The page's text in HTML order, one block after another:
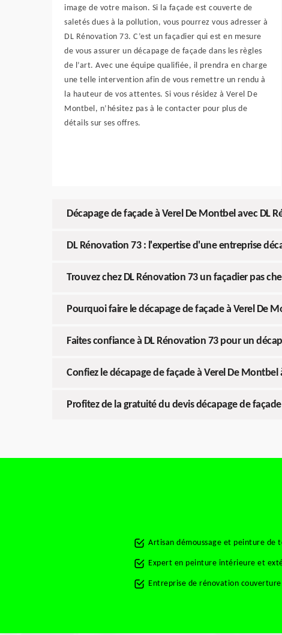
image de votre maison. Si la façade est couverte de
saletés dues à la pollution, vous pourrez vous adresser à
DL Rénovation 73. C’est un façadier qui est en mesure
de vous assurer un décapage de façade dans les règles
de l’art. Avec une équipe qualifiée, il prendra en charge
une telle intervention afin de vous remettre un rendu à
la hauteur de vos attentes. Si vous résidez à Verel De
Montbel, n’hésitez pas à le contacter pour plus de
détails sur ses offres.
Décapage de façade à Verel De Montbel avec DL
DL Rénovation 73 : l'expertise d'une entreprise
Trouvez chez DL Rénovation 73 un façadier pas
Pourquoi faire le décapage de façade à Verel De
Faites confiance à DL Rénovation 73 pour un
Confiez le décapage de façade à Verel De Montbel
Profitez de la gratuité du devis décapage de
Artisan démoussage et peinture de
Expert en peinture intérieure et
Entreprise de rénovation